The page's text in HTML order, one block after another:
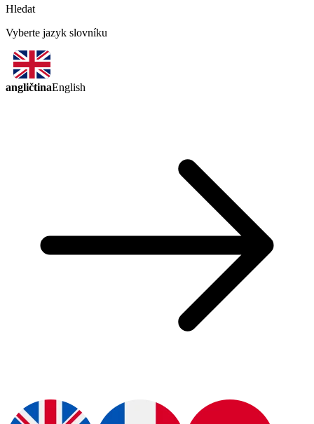
Hledat
Vyberte jazyk slovníku
angličtinaEnglish